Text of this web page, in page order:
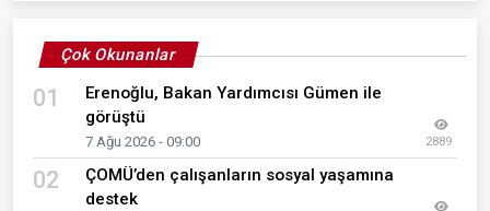
Çok Okunanlar
01
Erenoğlu, Bakan Yardımcısı Gümen ile
görüştü
7 Ağu 2026 - 09:00 2889
02
ÇOMÜ’den çalışanların sosyal yaşamına
destek